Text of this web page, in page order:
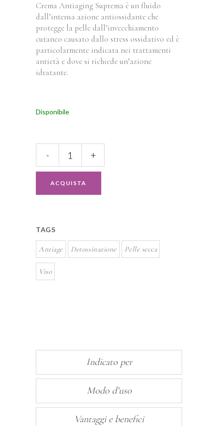
Crema Antiaging Suprema è un fluido
dall’intensa azione antiossidante che
protegge la pelle dall’invecchiamento
cutaneo causato dallo stress ossidativo ed è
particolarmente indicata nei trattamenti
antietà e dove si richiede un’azione
idratante.
Disponibile
suprema
quantity
- +
ACQUISTA
TAGS
Antiage Detossinazione Pelle secca
Viso
Indicato per
Modo d’uso
Vantaggi e benefici